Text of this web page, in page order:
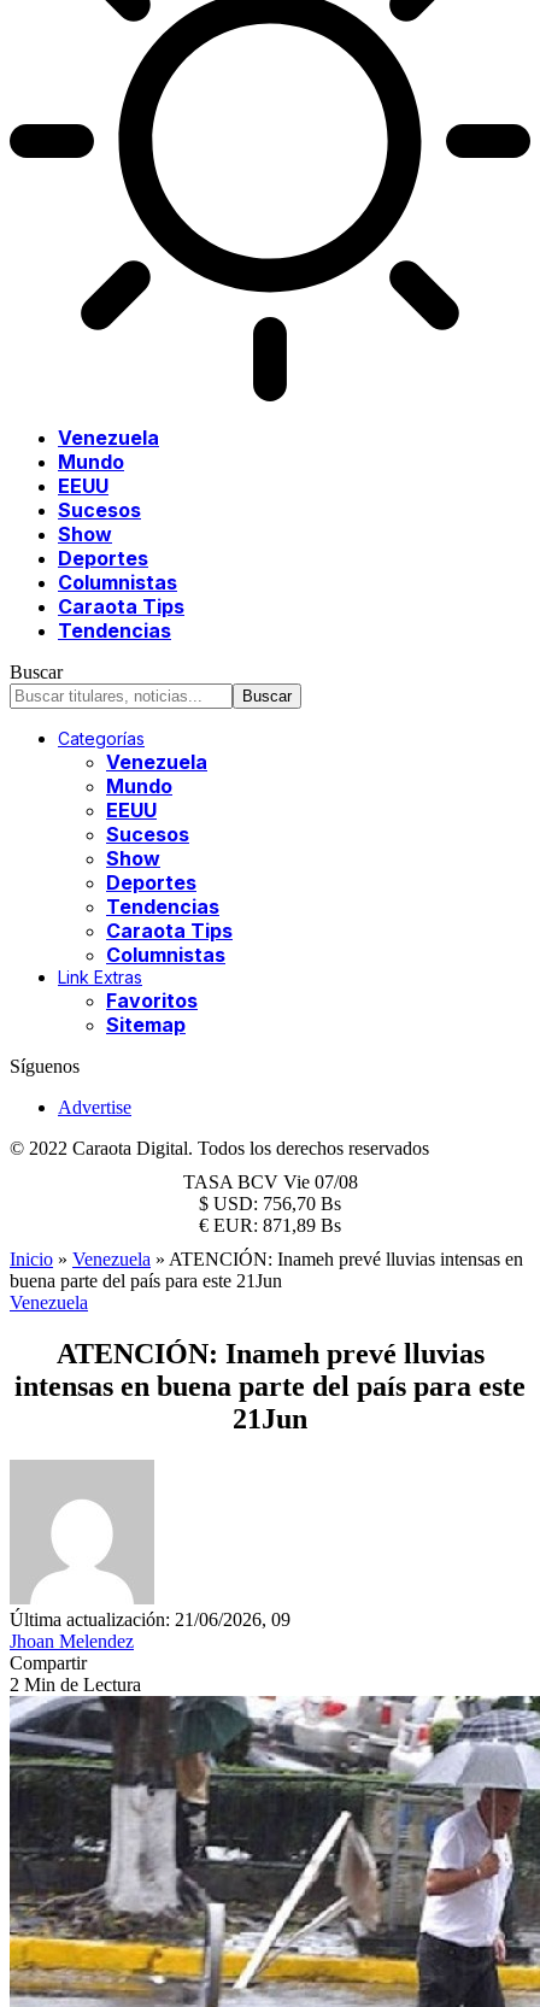
Venezuela
Mundo
EEUU
Sucesos
Show
Deportes
Columnistas
Caraota Tips
Tendencias
Buscar
Categorías
Venezuela
Mundo
EEUU
Sucesos
Show
Deportes
Tendencias
Caraota Tips
Columnistas
Link Extras
Favoritos
Sitemap
Síguenos
Advertise
© 2022 Caraota Digital. Todos los derechos reservados
TASA BCV Vie 07/08
$ USD: 756,70 Bs
€ EUR: 871,89 Bs
Inicio » Venezuela » ATENCIÓN: Inameh prevé lluvias intensas en
buena parte del país para este 21Jun
Venezuela
ATENCIÓN: Inameh prevé lluvias
intensas en buena parte del país para este
21Jun
Última actualización: 21/06/2026, 09
Jhoan Melendez
Compartir
2 Min de Lectura